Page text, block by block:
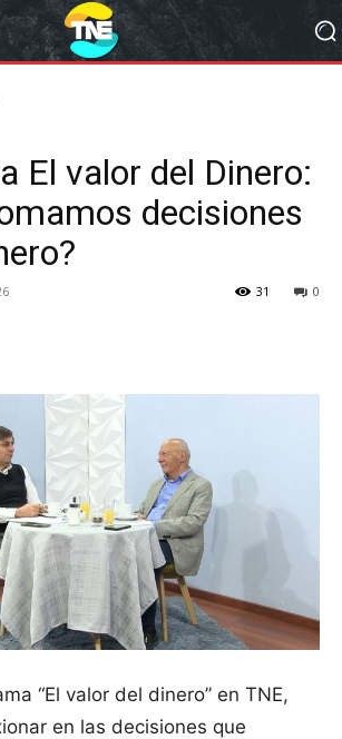
El valor del Dinero:
decisiones
0
31
“El valor del dinero” en TNE,
en las decisiones que